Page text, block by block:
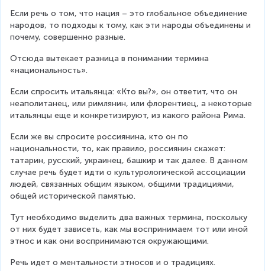
Если речь о том, что нация – это глобальное объединение
народов, то подходы к тому, как эти народы объединены и
почему, совершенно разные.
Отсюда вытекает разница в понимании термина
«национальность».
Если спросить итальянца: «Кто вы?», он ответит, что он
неаполитанец, или римлянин, или флорентиец, а некоторые
итальянцы еще и конкретизируют, из какого района Рима.
Если же вы спросите россиянина, кто он по
национальности, то, как правило, россиянин скажет:
татарин, русский, украинец, башкир и так далее. В данном
случае речь будет идти о культурологической ассоциации
людей, связанных общим языком, общими традициями,
общей исторической памятью.
Тут необходимо выделить два важных термина, поскольку
от них будет зависеть, как мы воспринимаем тот или иной
этнос и как они воспринимаются окружающими.
Речь идет о ментальности этносов и о традициях.